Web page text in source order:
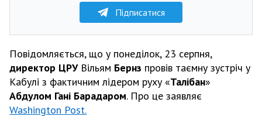
Підписатися
Повідомляється, що у понеділок, 23 серпня,
директор ЦРУВільям Бернз провів таємну зустріч у
Кабулі з фактичним лідером руху «Талібан»
Абдулом Гані Барадаром. Про це заявляє
Washington Post.